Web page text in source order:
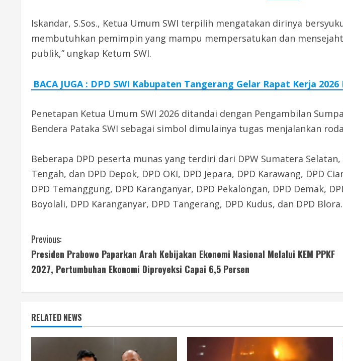
Iskandar, S.Sos., Ketua Umum SWI terpilih mengatakan dirinya
membutuhkan pemimpin yang mampu mempersatukan dan
publik,” ungkap Ketum SWI.
BACA JUGA : DPD SWI Kabupaten Tangerang Gelar Rapat Kerja
Penetapan Ketua Umum SWI 2026 ditandai dengan Pengambilan
Bendera Pataka SWI sebagai simbol dimulainya tugas menjalankan
Beberapa DPD peserta munas yang terdiri dari DPW Sumatera
Tengah, dan DPD Depok, DPD OKI, DPD Jepara, DPD Karawang, DPD
DPD Temanggung, DPD Karanganyar, DPD Pekalongan, DPD Demak,
Boyolali, DPD Karanganyar, DPD Tangerang, DPD Kudus, dan DPD
C
o
i
Previous:
Presiden Prabowo Paparkan Arah Kebijakan Ekonomi Nasional Melalui KEM PPKF
2027, Pertumbuhan Ekonomi Diproyeksi Capai 6,5 Persen
RELATED NEWS